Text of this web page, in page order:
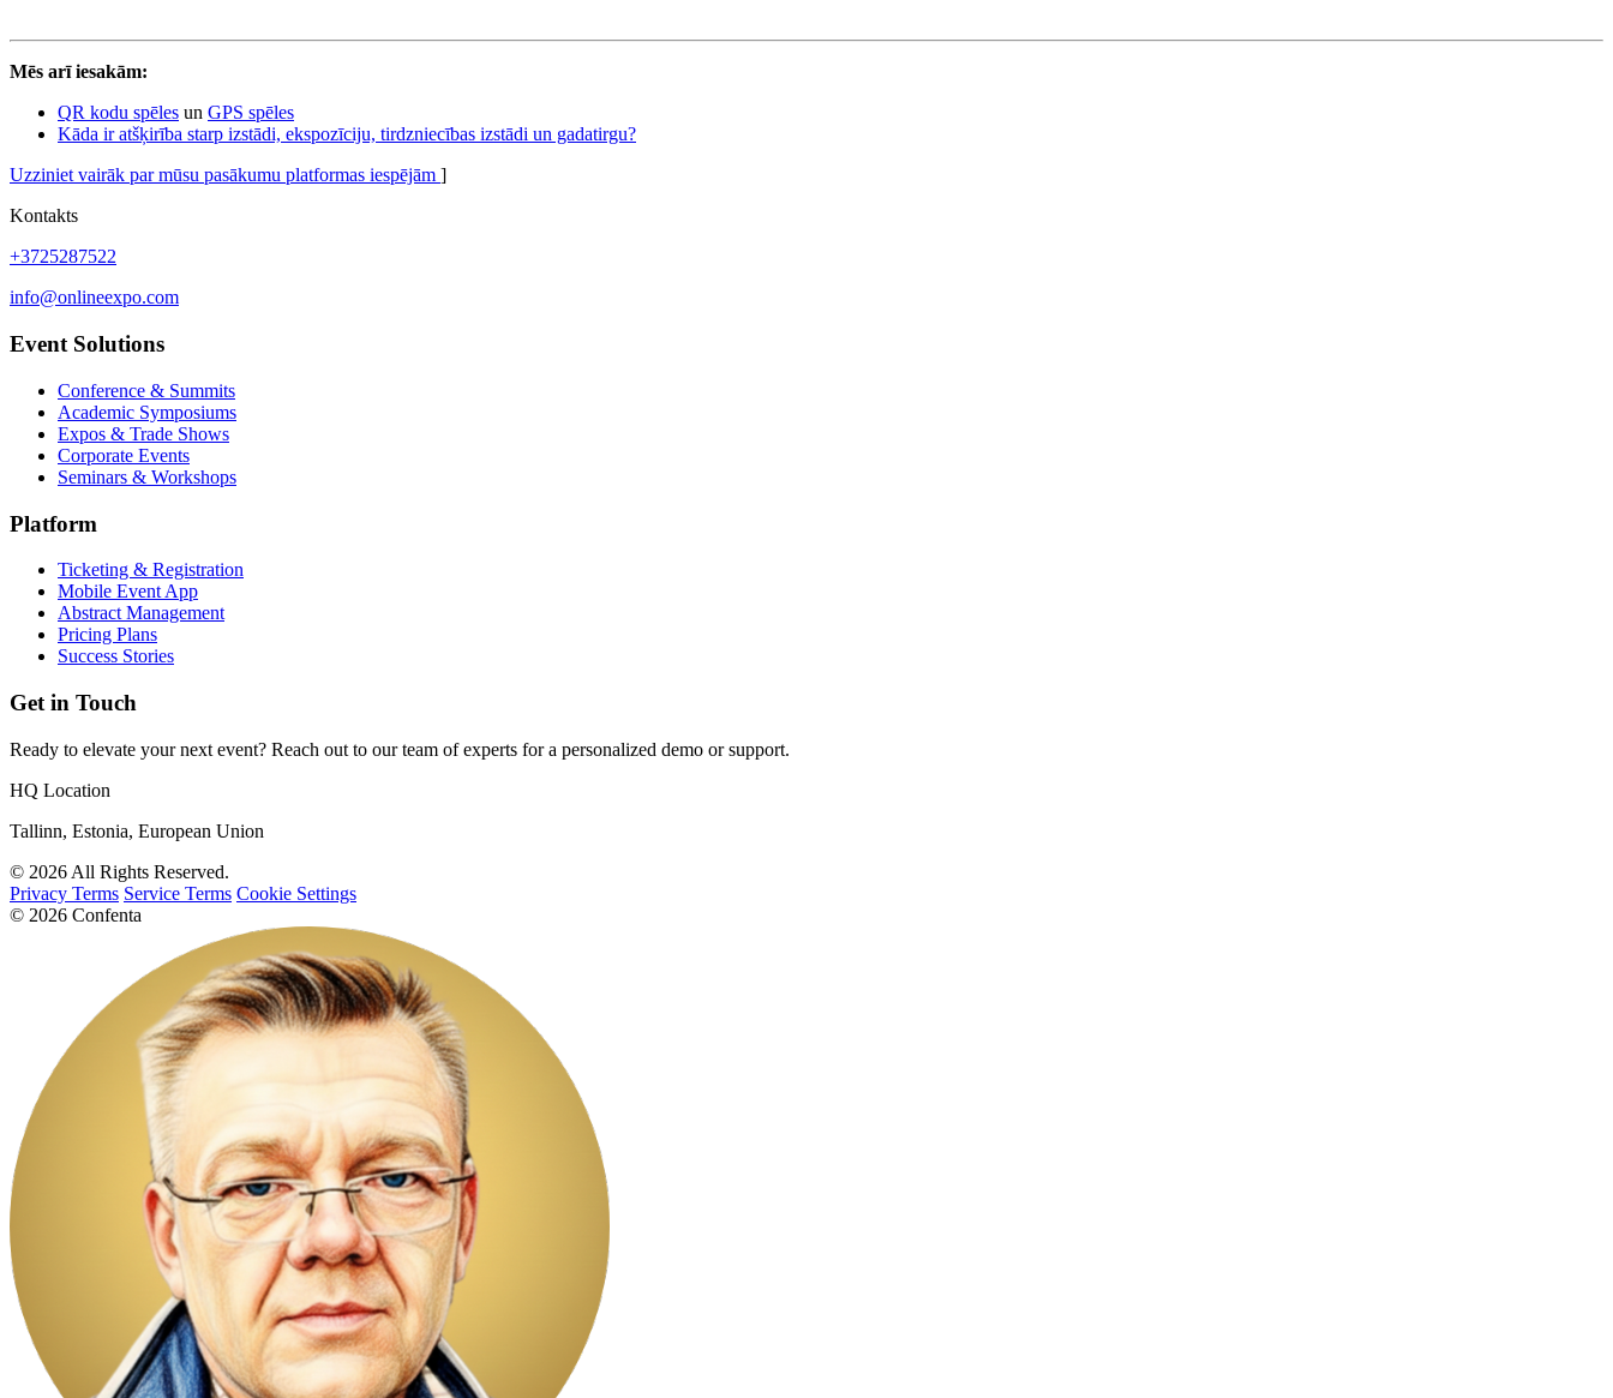
Mēs arī iesakām:
QR kodu spēles un GPS spēles
Kāda ir atšķirība starp izstādi, ekspozīciju, tirdzniecības izstādi un gadatirgu?
Uzziniet vairāk par mūsu pasākumu platformas iespējām ]
Kontakts
+3725287522
info@onlineexpo.com
Event Solutions
Conference & Summits
Academic Symposiums
Expos & Trade Shows
Corporate Events
Seminars & Workshops
Platform
Ticketing & Registration
Mobile Event App
Abstract Management
Pricing Plans
Success Stories
Get in Touch
Ready to elevate your next event? Reach out to our team of experts for a personalized demo or support.
HQ Location
Tallinn, Estonia, European Union
© 2026 All Rights Reserved.
Privacy Terms Service Terms Cookie Settings
© 2026 Confenta